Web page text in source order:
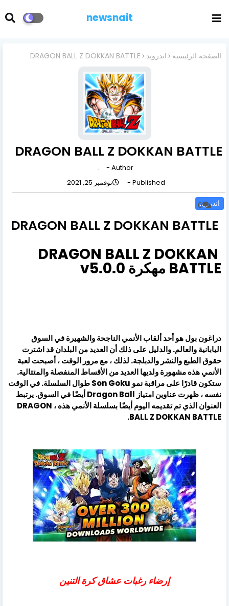
newsnait
الصفحة الرئيسية اندرويد DRAGON BALL Z DOKKAN BATTLE
DRAGON BALL Z DOKKAN BATTLE
Author -
.
Published -
نوفمبر 25, 2021
اندرويد0
DRAGON BALL Z DOKKAN BATTLE
DRAGON BALL Z DOKKAN
BATTLE مهكرة v5.0.0
دراغون بول هو أحد ألقاب الأنمي الناجحة والشهيرة في السوق
اليابانية والعالم. والدليل على ذلك أن العديد من البلدان قد اشترت
حقوق الطبع والنشر والدبلجة. لذلك ، مع مرور الوقت ، أصبحت لعبة
الأنمي هذه مشهورة ولديها العديد من الأقساط المنفصلة والمتتالية.
ستكون قادرًا على مراقبة نمو Son Goku طوال السلسلة. في الوقت
نفسه ، ظهرت عناوين امتياز Dragon Ball أيضًا في السوق. يرتبط
العنوان الذي تم تقديمه اليوم أيضًا بسلسلة الأنمي هذه ، DRAGON
BALL Z DOKKAN BATTLE.
إرضاء رغبات عشاق كرة التنين